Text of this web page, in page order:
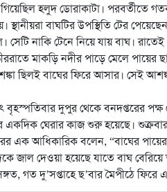
হলুদ ডোরাকাটা। পরবর্তীতে
স্থানীয়রা বাঘটির উপস্থিতি টের
সেটি নাকি টেনে নিয়ে যায় বাঘ।
মাকড়ি নদীর পাড়ে মেলে
ছিলই বাঘের ফিরে আসার। সেই
বৃহস্পতিবার দুপুর থেকে বনদপ্তরের
একদিক ঘেরার কাজ শুরু হয়েছে।
এক আধিকারিক বলেন, “বাঘের
জাল দেওয়া হয়েছে যাতে বাঘ
গত দু’সপ্তাহে ছ’বার মৈপীঠে ফিরে